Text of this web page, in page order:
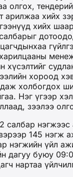
олгох,
арилжаа хийх
хийх
хүсэлтийг
хороод
холбогдох
Нэг үгээр
зээлээ
салбар
145 нэгж
нэгжийн үйл
дагуу буюу
нартаа